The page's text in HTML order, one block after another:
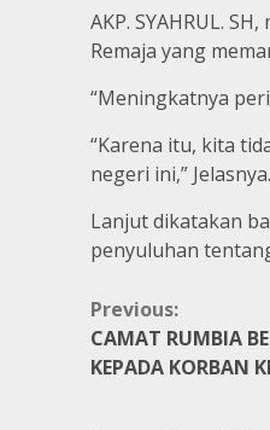
AKP. SYAHRUL.
Remaja yang
“Meningkatnya
“Karena itu, kita
negeri ini,” Jelasnya.
Lanjut dikatakan
penyuluhan
Continue
Reading
Previous:
CAMAT RUMBIA
KEPADA KORBAN